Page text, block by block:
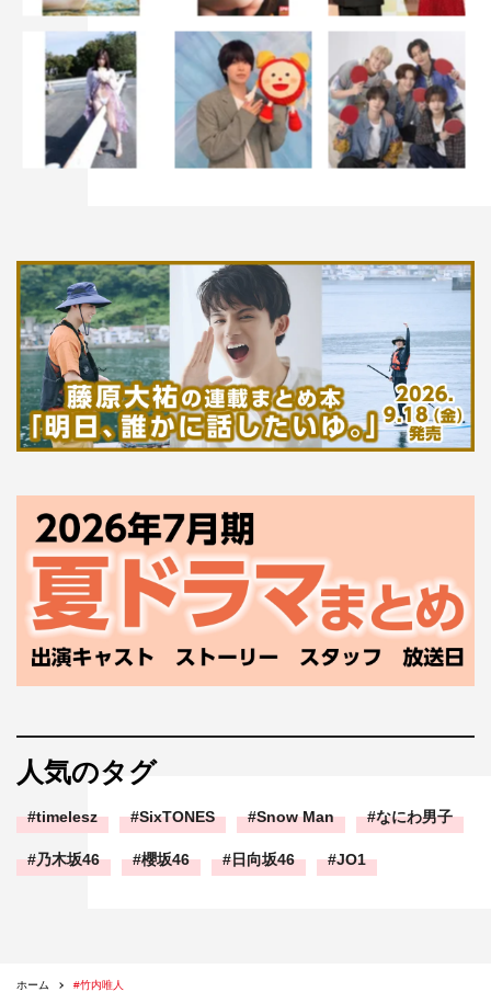
人気のタグ
timelesz SixTONES Snow Man なにわ男子
乃木坂46 櫻坂46 日向坂46 JO1
ホーム #竹内唯人